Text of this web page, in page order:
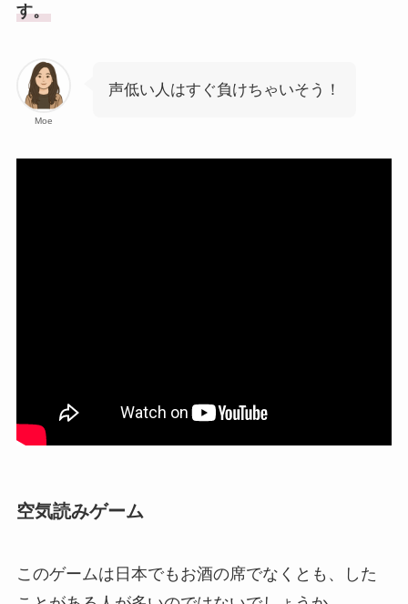
す。
Moe
声低い人はすぐ負けちゃいそう！
空気読みゲーム
このゲームは日本でもお酒の席でなくとも、した